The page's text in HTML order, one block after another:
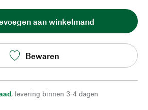
aan winkelmand
Bewaren
, levering binnen 3-4 dagen